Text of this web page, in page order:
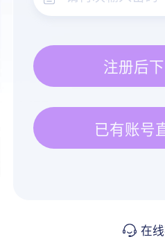
注册后
已有账号
在